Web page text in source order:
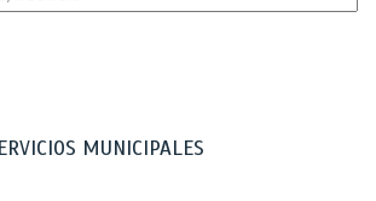
MUNICIPALES